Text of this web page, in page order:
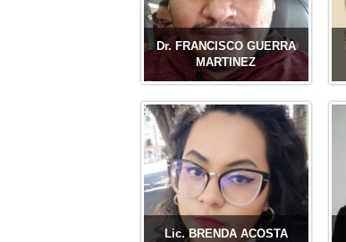
Dr. FRANCISCO GUERRA
MARTINEZ
Lic. BRENDA ACOSTA